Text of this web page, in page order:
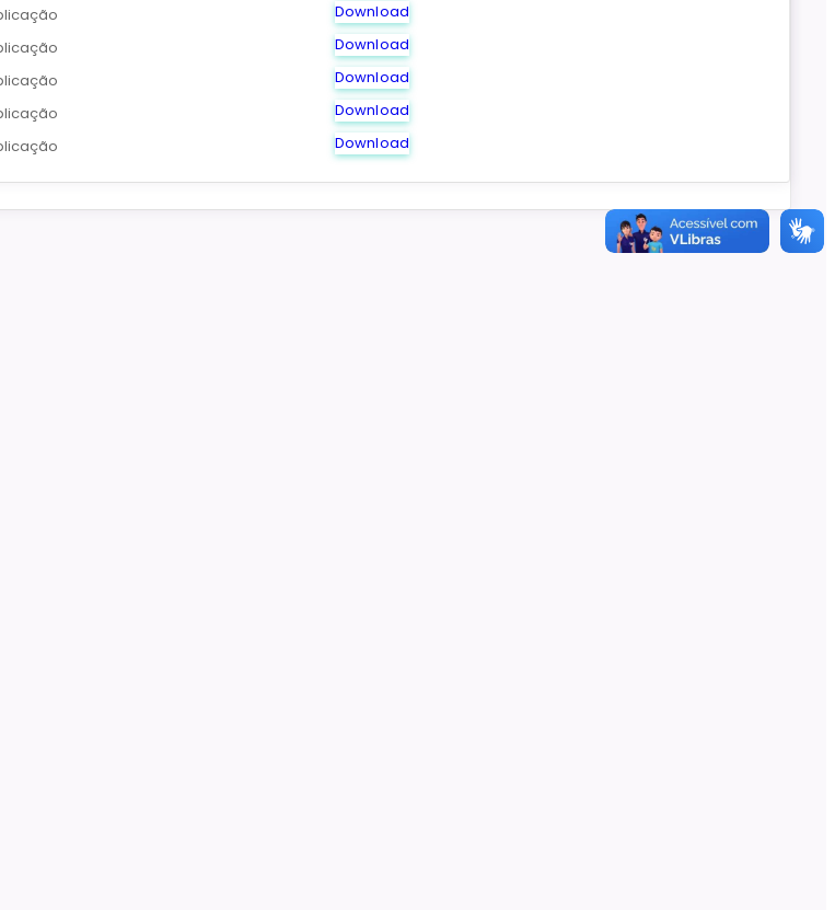
Download
Download
Download
Download
Download